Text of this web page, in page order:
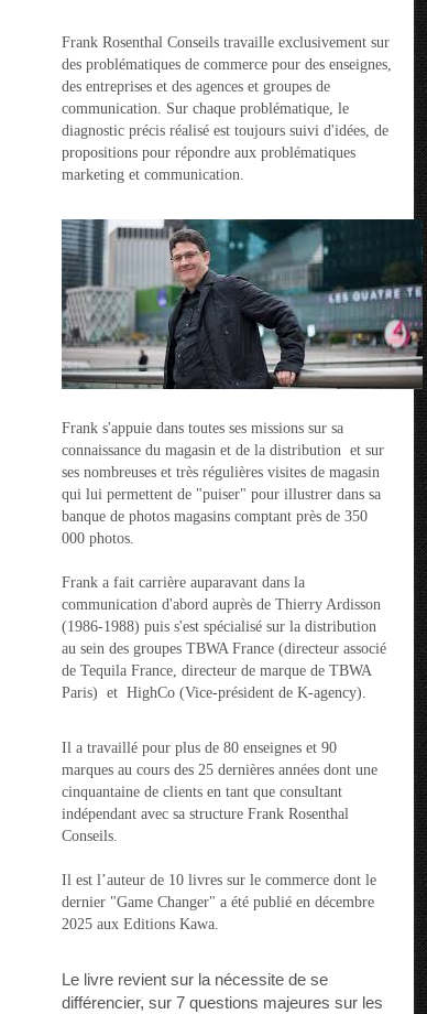
Frank Rosenthal Conseils travaille exclusivement sur
des problématiques de commerce pour des enseignes,
des entreprises et des agences et groupes de
communication. Sur chaque problématique, le
diagnostic précis réalisé est toujours suivi d'idées, de
propositions pour répondre aux problématiques
marketing et communication.
Frank s'appuie dans toutes ses missions sur sa
connaissance du magasin et de la distribution et sur
ses nombreuses et très régulières visites de magasin
qui lui permettent de "puiser" pour illustrer dans sa
banque de photos magasins comptant près de 350
000 photos.
Frank a fait carrière auparavant dans la
communication d'abord auprès de Thierry Ardisson
(1986-1988) puis s'est spécialisé sur la distribution
au sein des groupes TBWA France (directeur associé
de Tequila France, directeur de marque de TBWA
Paris) et HighCo (Vice-président de K-agency).
Il a travaillé pour plus de 80 enseignes et 90
marques au cours des 25 dernières années dont une
cinquantaine de clients en tant que consultant
indépendant avec sa structure Frank Rosenthal
Conseils.
Il est l’auteur de 10 livres sur le commerce dont le
dernier "Game Changer" a été publié en décembre
2025 aux Editions Kawa.
Le livre revient sur la nécessite de se
différencier, sur 7 questions majeures sur les